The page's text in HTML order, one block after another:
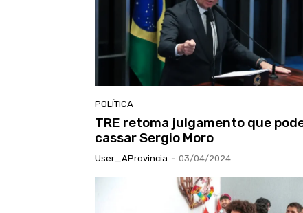
POLÍTICA
TRE retoma julgamento que
cassar Sergio Moro
User_AProvincia - 03/04/2024